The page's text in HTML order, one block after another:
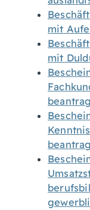
mit
mit